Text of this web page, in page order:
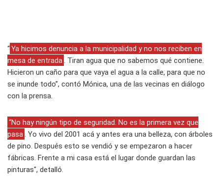
“Ya hicimos denuncia a la municipalidad y no nos reciben en
mesa de entrada
. Tiran agua que no sabemos qué contiene.
Hicieron un caño para que vaya el agua a la calle, para que no
se inunde todo”, contó Mónica, una de las vecinas en diálogo
con la prensa.
“No hay ningún tipo de seguridad. No es la primera vez que
pasa
. Yo vivo del 2001 acá y antes era una belleza, con árboles
de pino. Después esto se vendió y se empezaron a hacer
fábricas. Frente a mi casa está el lugar donde guardan las
pinturas", detalló.